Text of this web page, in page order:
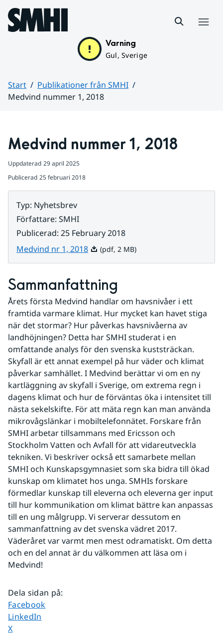
Hoppa till sidans innehåll
Varning
Gul, Sverige
Start
Publikationer från SMHI
Medvind nummer 1, 2018
Medvind nummer 1, 2018
Uppdaterad 29 april 2025
Publicerad 25 februari 2018
Typ: Nyhetsbrev
Författare: SMHI
Publicerad: 25 February 2018
Medvind nr 1, 2018Pdf, 2 MB.
(pdf, 2 MB)
Sammanfattning
Årets första Medvind handlar om havsnivåer i ett
framtida varmare klimat. Hur mycket kan havet stiga
när det stormar? Hur påverkas havsnivåerna av
landhöjningen? Detta har SMHI studerat i en
omfattande analys för den svenska kuststräckan.
Skyfall är ett annat exempel på hur väder och klimat
påverkar samhället. I Medvind berättar vi om en ny
kartläggning av skyfall i Sverige, om extrema regn i
dagens klimat och hur de förväntas öka i intensitet till
nästa sekelskifte. För att mäta regn kan man använda
mikrovågslänkar i mobiltelefonnätet. Forskare från
SMHI arbetar tillsammans med Ericsson och
Stockholm Vatten och Avfall för att vidareutveckla
tekniken. Vi beskriver också ett samarbete mellan
SMHI och Kunskapsgymnasiet som ska bidra till ökad
kunskap om klimatet hos unga. SMHIs forskare
förmedlar kunskap till eleverna och eleverna ger input
till hur kommunikation om klimat bättre kan anpassas
till en ung målgrupp. Vi serverar dessutom en
sammanfattning av det svenska vädret 2017.
Väderåret var varmt men mest odramatiskt. Om detta
och en del annat är du välkommen att läsa om i
Medvind!
Dela sidan på:
Dela sidan på
Facebook
Dela sidan på
LinkedIn
Dela sidan på
X